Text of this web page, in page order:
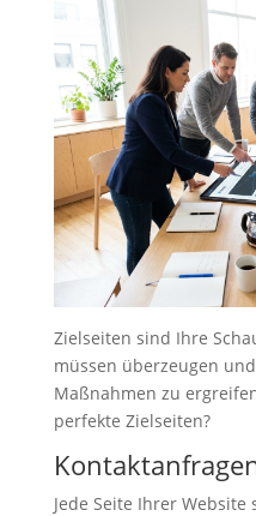
Zielseiten sind Ihre
müssen überzeugen
Maßnahmen zu
perfekte Zielseiten?
Jede Seite Ihrer Website